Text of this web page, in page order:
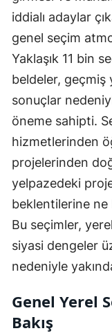
iddialı adaylar
genel seçim
Yaklaşık 11 bin
beldeler, geçmiş
sonuçlar
öneme sahipti.
hizmetlerinden
projelerinden
yelpazedeki
beklentilerine ne
Bu seçimler,
siyasi dengeler
nedeniyle
Genel Yerel
Bakış